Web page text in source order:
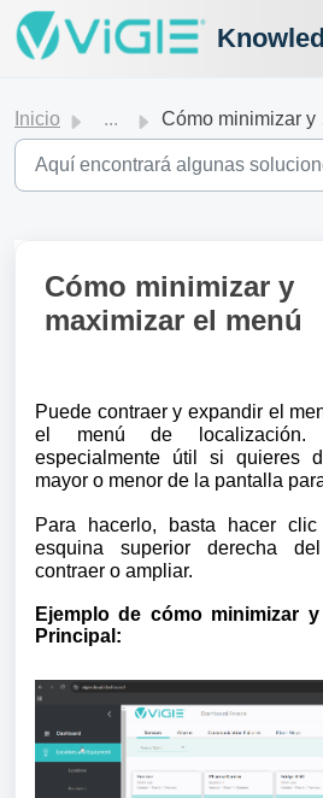
Inicio ... Cómo minimizar y maximizar el menú
Cómo minimizar y
maximizar el menú
Puede contraer y expandir el
el menú de
especialmente útil si quieres
mayor o menor de la pantalla
Para hacerlo, basta hacer
esquina superior derecha
contraer o ampliar.
Ejemplo de cómo minimizar
Principal: